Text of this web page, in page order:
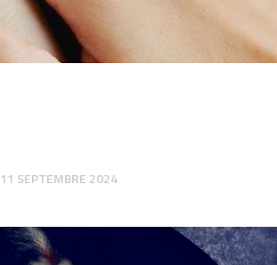
11 SEPTEMBRE 2024